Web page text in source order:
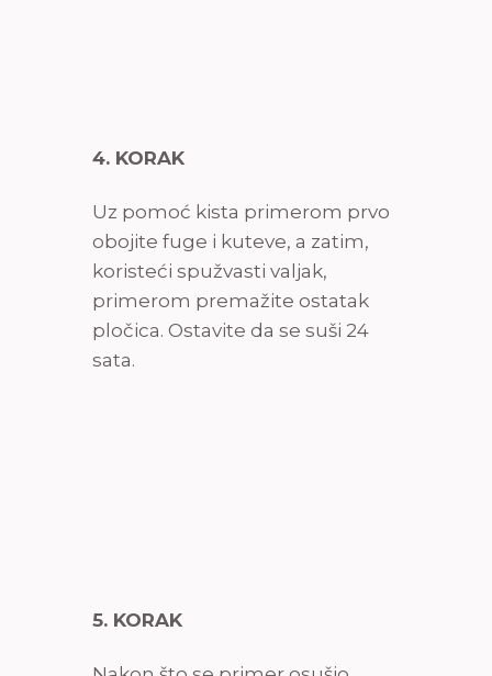
4. KORAK
Uz pomoć kista primerom prvo
obojite fuge i kuteve, a zatim,
koristeći spužvasti valjak,
primerom premažite ostatak
pločica. Ostavite da se suši 24
sata.
5. KORAK